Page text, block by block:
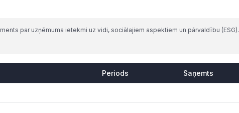
par uzņēmuma ietekmi uz vidi, sociālajiem aspektiem un pārvaldību (ESG).
Periods Saņemts